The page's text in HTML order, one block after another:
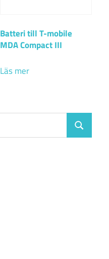
Batteri till T-mobile
MDA Compact III
Läs mer
Sök